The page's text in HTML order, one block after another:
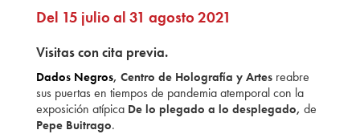
Del 15 julio al 31 agosto 2021
Visitas con cita previa.
Dados Negros, Centro de Holografía y Artesreabre
sus puertas en tiempos de pandemia atemporal con la
exposición atípica De lo plegado a lo desplegado, de
Pepe Buitrago.